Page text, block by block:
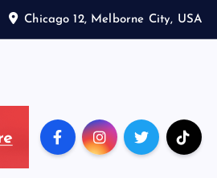
Chicago 12, Melborne City, USA